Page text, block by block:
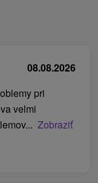
08.08.2026
pri
velmi
Zobraziť